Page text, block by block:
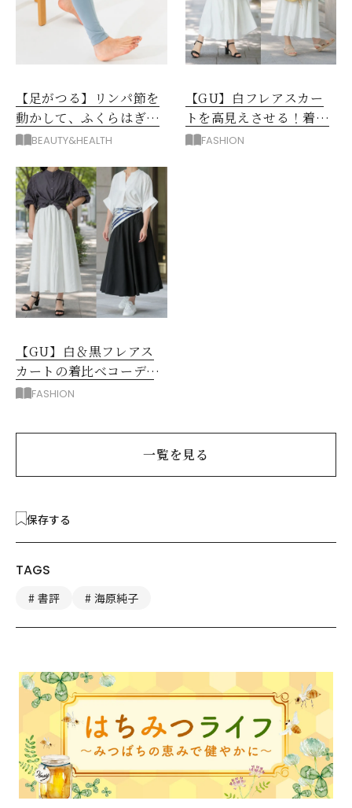
【足がつる】リンパ節を
動かして、ふくらはぎの
むくみ、こむら返りを解
BEAUTY&HEALTH
【GU】白フレアスカー
トを高見えさせる！着映
えトップス＆羽織り3選
FASHION
【GU】白＆黒フレアス
カートの着比べコーデ6
選！同じトップスがこん
FASHION
一覧を見る
保存する
TAGS
書評 海原純子